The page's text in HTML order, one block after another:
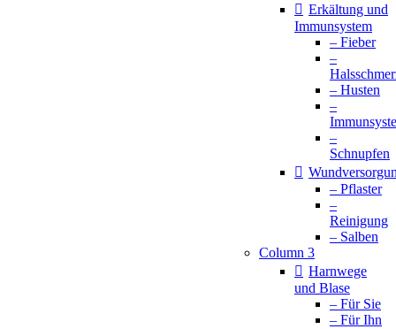
Erkältung und
Immunsystem
– Fieber
–
– Husten
–
–
Schnupfen
– Pflaster
–
Reinigung
– Salben
Column 3
Harnwege
und Blase
– Für Sie
– Für Ihn